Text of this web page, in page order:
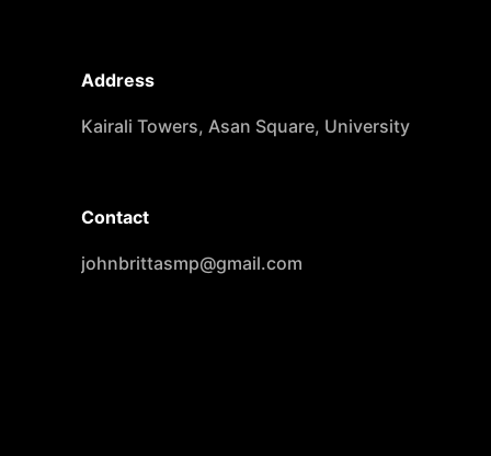
Address
Kairali Towers, Asan Square, University P.O,
Contact
johnbrittasmp@gmail.com